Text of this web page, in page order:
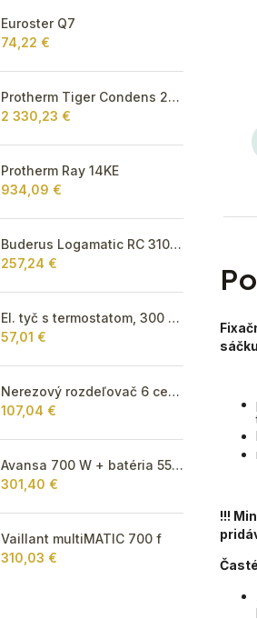
Euroster Q7
74,22 €
Protherm Tiger Condens 20/26 KKZ 42
2 330,23 €
Protherm Ray 14KE
934,09 €
Buderus Logamatic RC 310 s FA snímačom,biely
257,24 €
El. tyč s termostatom, 300 W - biela
57,01 €
Nerezový rozdeľovač 6 cestný pre podlahové vykurovanie
107,04 €
Avansa 700 W + batéria 55Ah
301,40 €
Vaillant multiMATIC 700 f
310,03 €
!!!